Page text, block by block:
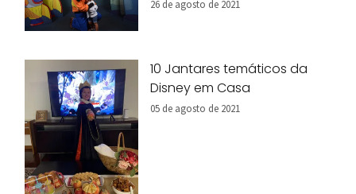
26 de agosto de 2021
10 Jantares temáticos da
Disney em Casa
05 de agosto de 2021